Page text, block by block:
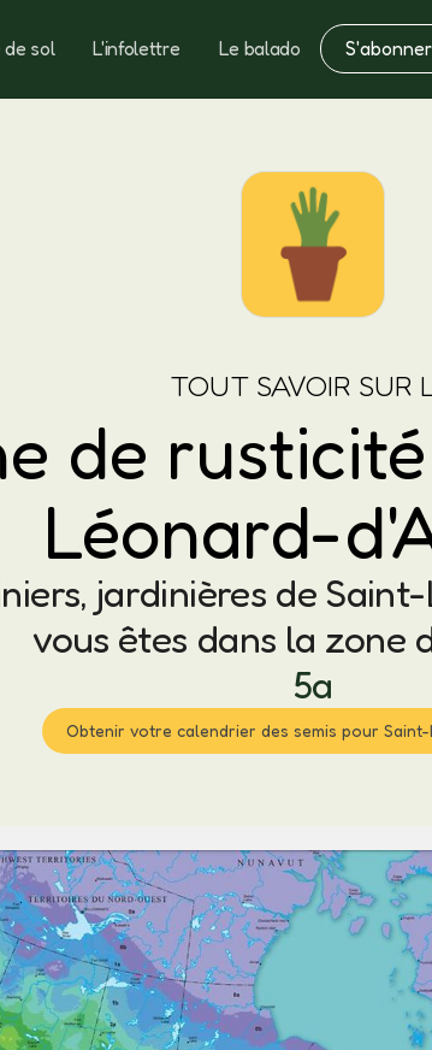
de sol L'infolettre Le balado S'abonner
Notes
TOUT SAVOIR SUR
de
Léonard-
jardinières de
vous êtes dans la zone
5a
Obtenir votre calendrier des semis pour